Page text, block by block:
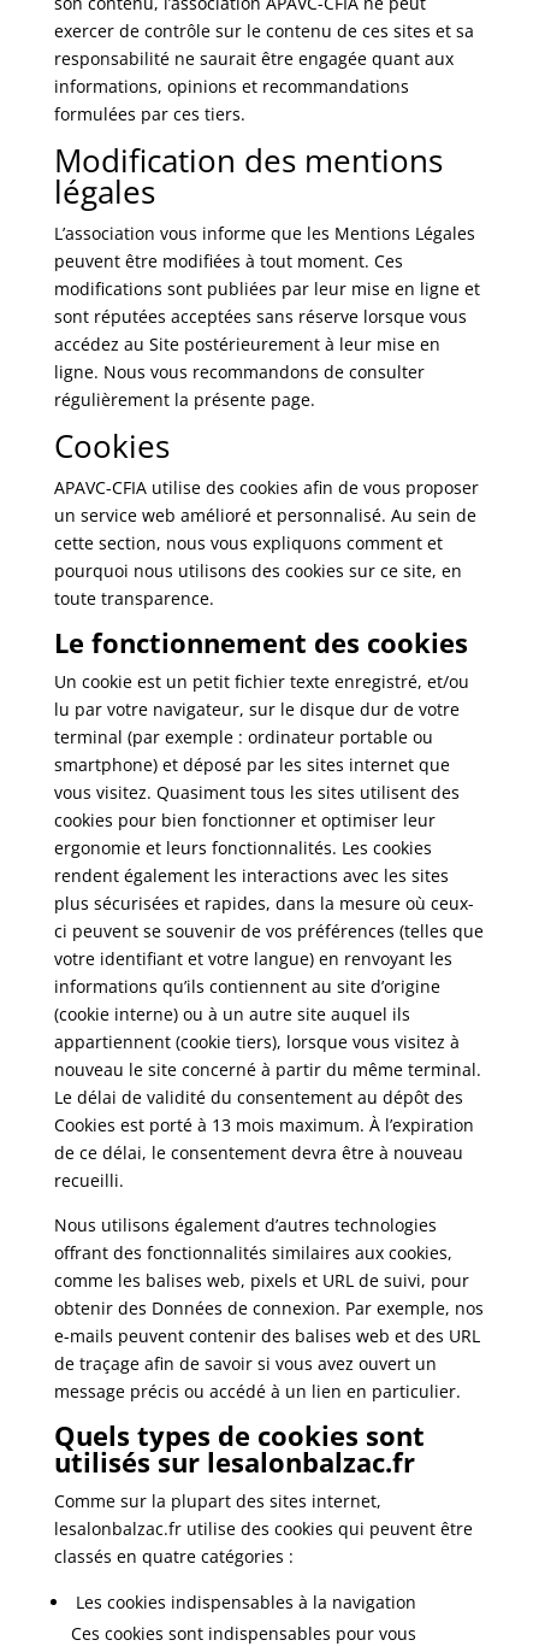
exercer de contrôle sur le contenu de ces sites et sa
responsabilité ne saurait être engagée quant aux
informations, opinions et recommandations
formulées par ces tiers.
Modification des mentions
légales
L’association vous informe que les Mentions Légales
peuvent être modifiées à tout moment. Ces
modifications sont publiées par leur mise en ligne et
sont réputées acceptées sans réserve lorsque vous
accédez au Site postérieurement à leur mise en
ligne. Nous vous recommandons de consulter
régulièrement la présente page.
Cookies
APAVC-CFIA utilise des cookies afin de vous proposer
un service web amélioré et personnalisé. Au sein de
cette section, nous vous expliquons comment et
pourquoi nous utilisons des cookies sur ce site, en
toute transparence.
Le fonctionnement des cookies
Un cookie est un petit fichier texte enregistré, et/ou
lu par votre navigateur, sur le disque dur de votre
terminal (par exemple : ordinateur portable ou
smartphone) et déposé par les sites internet que
vous visitez. Quasiment tous les sites utilisent des
cookies pour bien fonctionner et optimiser leur
ergonomie et leurs fonctionnalités. Les cookies
rendent également les interactions avec les sites
plus sécurisées et rapides, dans la mesure où ceux-
ci peuvent se souvenir de vos préférences (telles que
votre identifiant et votre langue) en renvoyant les
informations qu’ils contiennent au site d’origine
(cookie interne) ou à un autre site auquel ils
appartiennent (cookie tiers), lorsque vous visitez à
nouveau le site concerné à partir du même terminal.
Le délai de validité du consentement au dépôt des
Cookies est porté à 13 mois maximum. À l’expiration
de ce délai, le consentement devra être à nouveau
recueilli.
Nous utilisons également d’autres technologies
offrant des fonctionnalités similaires aux cookies,
comme les balises web, pixels et URL de suivi, pour
obtenir des Données de connexion. Par exemple, nos
e-mails peuvent contenir des balises web et des URL
de traçage afin de savoir si vous avez ouvert un
message précis ou accédé à un lien en particulier.
Quels types de cookies sont
utilisés sur lesalonbalzac.fr
Comme sur la plupart des sites internet,
lesalonbalzac.fr utilise des cookies qui peuvent être
classés en quatre catégories :
Les cookies indispensables à la navigation
Ces cookies sont indispensables pour vous